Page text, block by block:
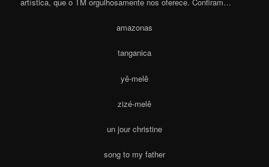
amazonas
tanganica
yê-melê
zizé-melê
un jour christine
song to my father